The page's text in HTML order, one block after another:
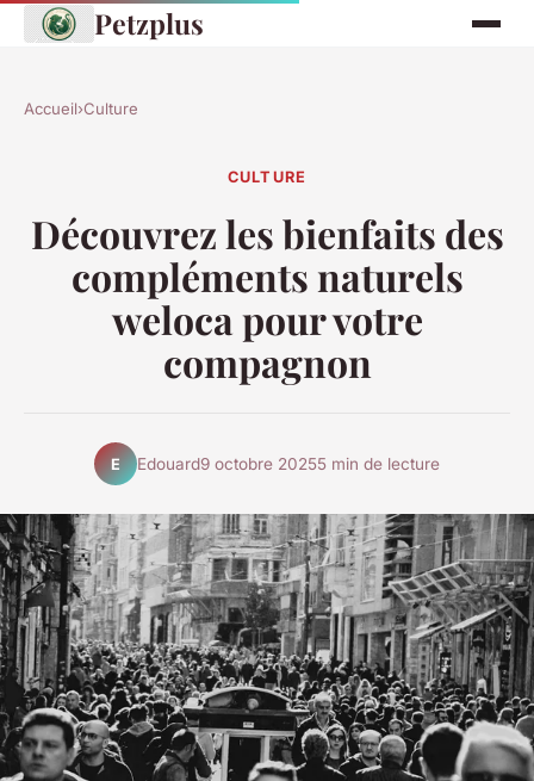
Petzplus
Accueil›Culture
CULTURE
Découvrez les bienfaits des
compléments naturels
weloca pour votre
compagnon
E Edouard9 octobre 20255 min de lecture